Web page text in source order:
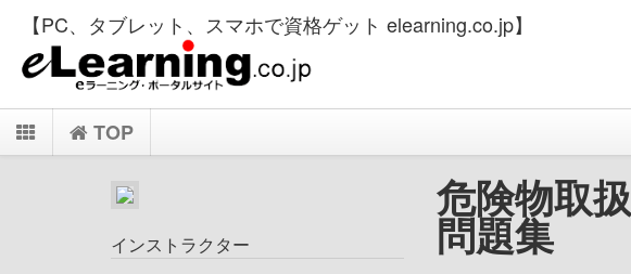
【PC、タブレット、スマホで資格ゲット elearning.co.jp】
TOP
インストラクター
危険物取
問題集